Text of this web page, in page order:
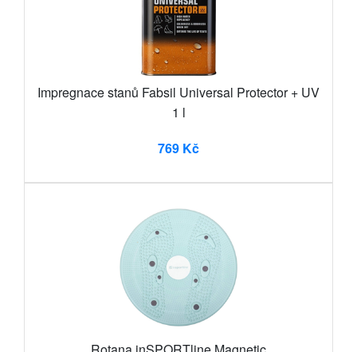
Impregnace stanů Fabsil Universal Protector + UV
1 l
769 Kč